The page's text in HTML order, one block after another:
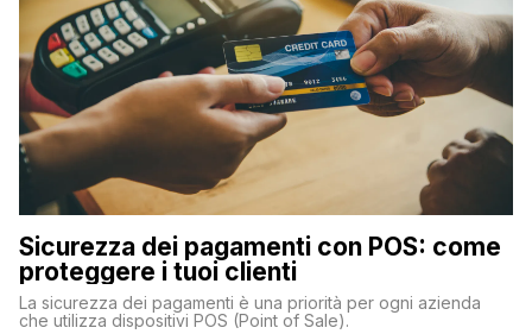
Sicurezza dei pagamenti con POS: come
proteggere i tuoi clienti
La sicurezza dei pagamenti è una priorità per ogni azienda
che utilizza dispositivi POS (Point of Sale).